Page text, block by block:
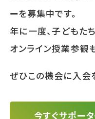
ーを募集中です。
年に一度、子どもた
オンライン授業参観
ぜひこの機会に入会
今すぐサポー